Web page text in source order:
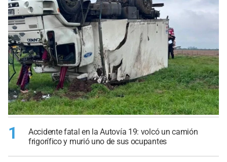
1
Accidente fatal en la Autovía 19: volcó un camión
frigorífico y murió uno de sus ocupantes